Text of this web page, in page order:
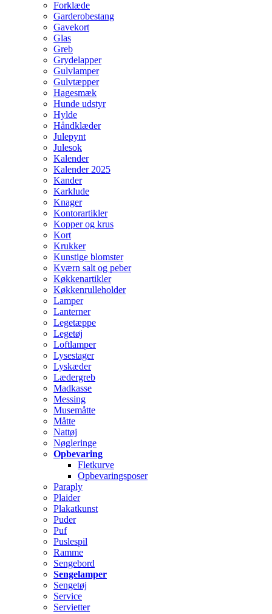
Forklæde
Garderobestang
Gavekort
Glas
Greb
Grydelapper
Gulvlamper
Gulvtæpper
Hagesmæk
Hunde udstyr
Hylde
Håndklæder
Julepynt
Julesok
Kalender
Kalender 2025
Kander
Karklude
Knager
Kontorartikler
Kopper og krus
Kort
Krukker
Kunstige blomster
Kværn salt og peber
Køkkenartikler
Køkkenrulleholder
Lamper
Lanterner
Legetæppe
Legetøj
Loftlamper
Lysestager
Lyskæder
Lædergreb
Madkasse
Messing
Musemåtte
Måtte
Nattøj
Nøgleringe
Opbevaring
Fletkurve
Opbevaringsposer
Paraply
Plaider
Plakatkunst
Puder
Puf
Puslespil
Ramme
Sengebord
Sengelamper
Sengetøj
Service
Servietter